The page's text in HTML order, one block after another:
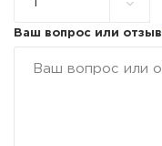
Ваш вопрос или отзыв